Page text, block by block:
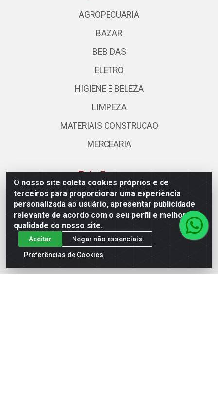
O nosso site coleta cookies próprios e de
terceiros para proporcionar uma experiência
personalizada ao usuário, apresentar publicidade
relevante de acordo com o seu perfil e melhorar a
qualidade do nosso site.
Aceitar
Negar não essenciais
Preferências de Cookies
AGROPECUARIA
BAZAR
BEBIDAS
ELETRO
HIGIENE E BELEZA
LIMPEZA
MATERIAIS CONSTRUCAO
MERCEARIA
Fale Conosco
(62) 3310-3544
(62) 99964-9927
atendimento@rivershop.com.br
Instagram
Formas de Pagamento